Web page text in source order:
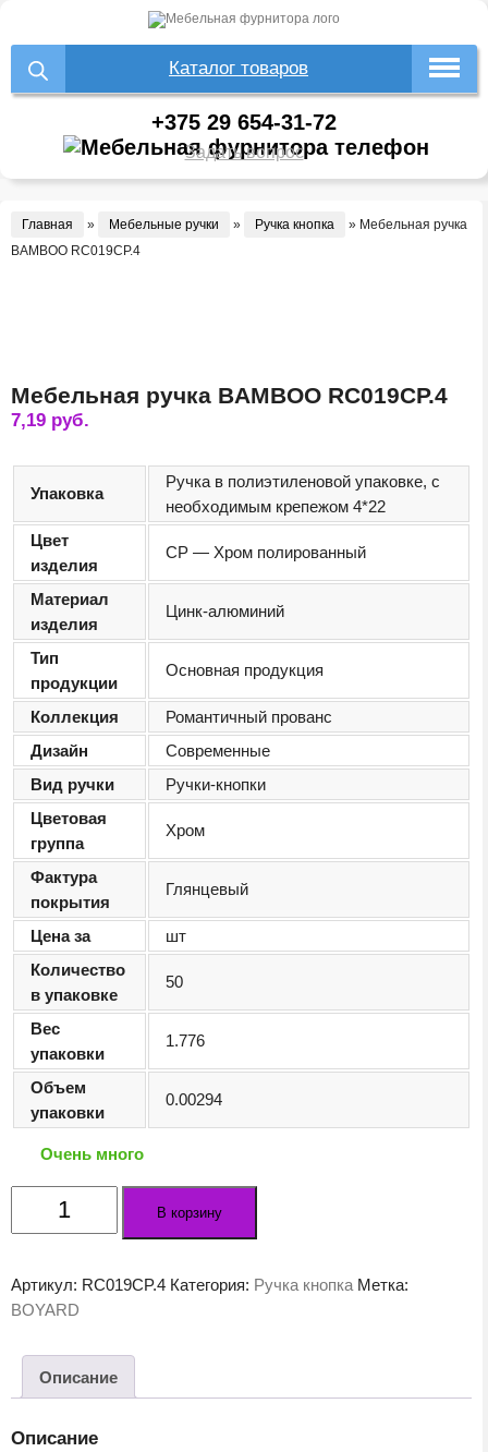
Каталог товаров
+375 29 654-31-72
Задать вопрос
Главная » Мебельные ручки » Ручка кнопка » Мебельная ручка
BAMBOO RC019CP.4
Мебельная ручка BAMBOO RC019CP.4
7,19 руб.
Упаковка
Ручка в полиэтиленовой упаковке, с
необходимым крепежом 4*22
Цвет
изделия
CP — Хром полированный
Материал
изделия
Цинк-алюминий
Тип
продукции
Основная продукция
Коллекция
Романтичный прованс
Дизайн
Современные
Вид ручки
Ручки-кнопки
Цветовая
группа
Хром
Фактура
покрытия
Глянцевый
Цена за
шт
Количество
в упаковке
50
Вес
упаковки
1.776
Объем
упаковки
0.00294
Очень много
Количество
товара
BAMBOO
В корзину
Артикул: RC019CP.4 Категория: Ручка кнопка Метка:
BOYARD
Описание
Описание